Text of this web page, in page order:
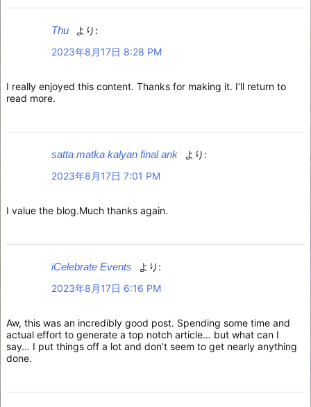
Thu
より:
2023年8月17日 8:28 PM
I really enjoyed this content. Thanks for making it. I’ll return to
read more.
satta matka kalyan final ank
より:
2023年8月17日 7:01 PM
I value the blog.Much thanks again.
iCelebrate Events
より:
2023年8月17日 6:16 PM
Aw, this was an incredibly good post. Spending some time and
actual effort to generate a top notch article… but what can I
say… I put things off a lot and don’t seem to get nearly anything
done.